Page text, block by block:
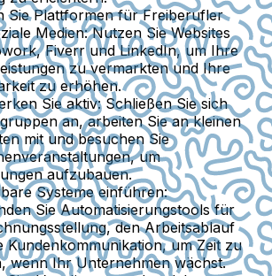
Sie Plattformen für Freiberufler
Medien:Nutzen Sie Websites
Fiverr und LinkedIn, um Ihre
zu vermarkten und Ihre
zu erhöhen.
Sie aktiv:Schließen Sie sich
an, arbeiten Sie an kleinen
mit und besuchen Sie
um
aufzubauen.
Systeme einführen:
Sie Automatisierungstools für
den Arbeitsablauf
Kundenkommunikation, um Zeit zu
wenn Ihr Unternehmen wächst.